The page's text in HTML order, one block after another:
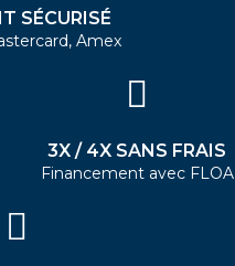
SÉCURISÉ
Amex
3X / 4X SANS FRAIS
Financement avec FLOA